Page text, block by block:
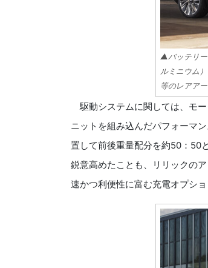
▲バッテリー
ルミニウム
等のレアア
駆動システムに関しては、モ
ニットを組み込んだパフォーマ
置して前後重量配分を約50：50
鋭意高めたことも、リリックの
速かつ利便性に富む充電オプシ